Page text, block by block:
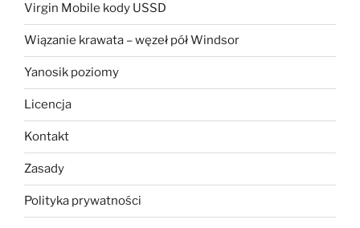
Virgin Mobile kody USSD
Wiązanie krawata – węzeł pół Windsor
Yanosik poziomy
Licencja
Kontakt
Zasady
Polityka prywatności